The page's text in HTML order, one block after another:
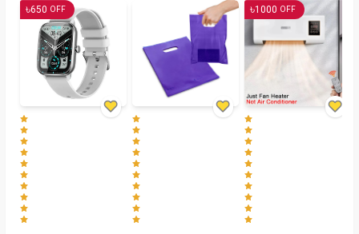
৳650 OFF ৳1000 OFF